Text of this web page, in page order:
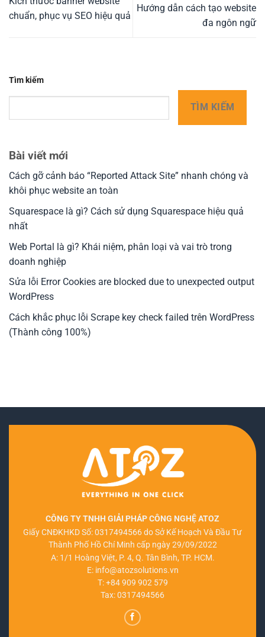
chuẩn, phục vụ SEO hiệu quả
Hướng dẫn cách tạo website
đa ngôn ngữ
Tìm kiếm
TÌM KIẾM
Bài viết mới
Cách gỡ cảnh báo “Reported Attack Site” nhanh chóng và
khôi phục website an toàn
Squarespace là gì? Cách sử dụng Squarespace hiệu quả
nhất
Web Portal là gì? Khái niệm, phân loại và vai trò trong
doanh nghiệp
Sửa lỗi Error Cookies are blocked due to unexpected output
WordPress
Cách khắc phục lỗi Scrape key check failed trên WordPress
(Thành công 100%)
CÔNG TY TNHH GIẢI PHÁP CÔNG NGHỆ ATOZ
Giấy CNĐKHKD Số: 0317494566 do Sở Kế Hoạch Và Đầu Tư
Thành Phố Hồ Chí Minh cấp ngày 29/09/2022
A: 1/1 Hoàng Việt, P. 4, Q. Tân Bình, TP. HCM.
E: info@atozsolutions.vn
T:+84 909 902 579
Tax: 0317494566